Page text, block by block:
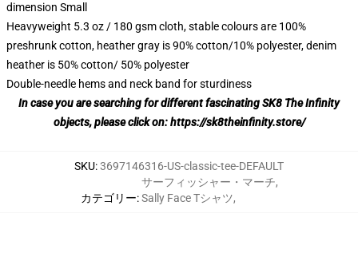
dimension Small
Heavyweight 5.3 oz / 180 gsm cloth, stable colours are 100%
preshrunk cotton, heather gray is 90% cotton/10% polyester, denim
heather is 50% cotton/ 50% polyester
Double-needle hems and neck band for sturdiness
In case you are searching for different fascinating SK8 The Infinity
objects, please click on:https://sk8theinfinity.store/
SKU:3697146316-US-classic-tee-DEFAULT
カテゴリー:
サーフィッシャー・マーチ,
Sally Face Tシャツ,